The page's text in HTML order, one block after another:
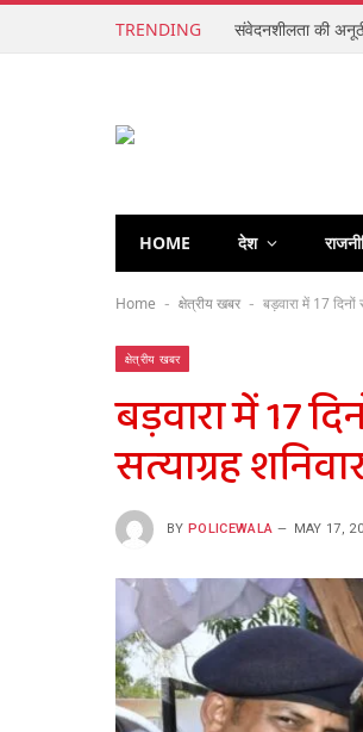
TRENDING
HOME देश
Home - क्षेत्रीय खबर - बड़वारा में 17
क्षेत्रीय खबर
बड़वारा में 17
सत्याग्रह
BY POLICEWALA MAY 17,